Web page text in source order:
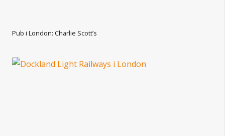
Pub i London: Charlie Scott’s